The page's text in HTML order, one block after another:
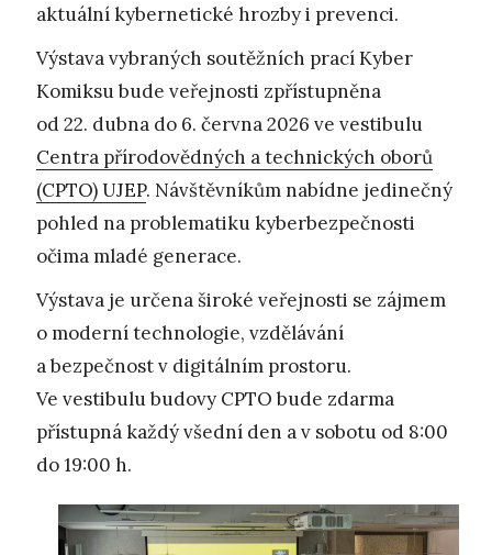
aktuální kybernetické hrozby i prevenci.
Výstava vybraných soutěžních prací Kyber
Komiksu bude veřejnosti zpřístupněna
od 22. dubna do 6. června 2026 ve vestibulu
Centra přírodovědných a technických oborů
(CPTO) UJEP. Návštěvníkům nabídne jedinečný
pohled na problematiku kyberbezpečnosti
očima mladé generace.
Výstava je určena široké veřejnosti se zájmem
o moderní technologie, vzdělávání
a bezpečnost v digitálním prostoru.
Ve vestibulu budovy CPTO bude zdarma
přístupná každý všední den a v sobotu od 8:00
do 19:00 h.